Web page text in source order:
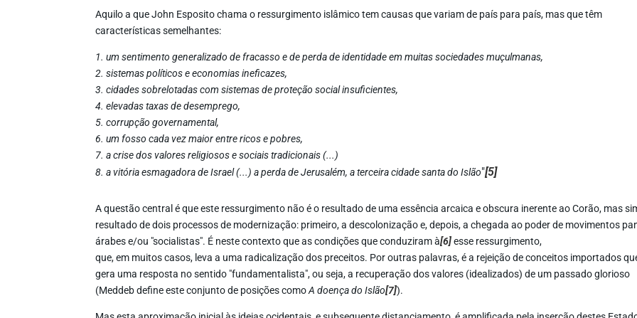
Aquilo a que John Esposito chama o ressurgimento islâmico tem causas que variam de país para país, mas que têm
características semelhantes:
1. um sentimento generalizado de fracasso e de perda de identidade em muitas sociedades muçulmanas,
2. sistemas políticos e economias ineficazes,
3. cidades sobrelotadas com sistemas de proteção social insuficientes,
4. elevadas taxas de desemprego,
5. corrupção governamental,
6. um fosso cada vez maior entre ricos e pobres,
7. a crise dos valores religiosos e sociais tradicionais (...)
8. a vitória esmagadora de Israel (...) a perda de Jerusalém, a terceira cidade santa do Islão"[5]
A questão central é que este ressurgimento não é o resultado de uma essência arcaica e obscura inerente ao Corão, mas
resultado de dois processos de modernização: primeiro, a descolonização e, depois, a chegada ao poder de movimentos
árabes e/ou "socialistas". É neste contexto que as condições que conduziram à[6]esse ressurgimento,
que, em muitos casos, leva a uma radicalização dos preceitos. Por outras palavras, é a rejeição de conceitos importados
gera uma resposta no sentido "fundamentalista", ou seja, a recuperação dos valores (idealizados) de um passado glorioso
(Meddeb define este conjunto de posições comoA doença do Islão[7]).